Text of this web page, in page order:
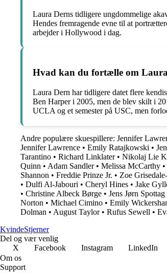
Laura Derns tidligere ungdommelige
Hendes fremragende evne til at
arbejder i Hollywood i dag.
Hvad kan du fortælle om
Laura Dern har tidligere datet flere
Ben Harper i 2005, men de blev skilt i
UCLA og et semester på USC, men
Andre populære skuespillere: Jennifer
Jennifer Lawrence • Emily Ratajkowski •
Tarantino • Richard Linklater• Nikolaj Lie
Quinn • Adam Sandler• Melissa McCarthy •
Shannon • Freddie Prinze Jr. • Zoe
• Dulfi Al-Jabouri • Cheryl Hines • Jake
• Christine Albeck Børge • Jens Jørn Spottag
Norton • Michael Cimino • Emily
Dolman • August Taylor• Rufus Sewell •
KvindeStjerner
Del og vær venlig
X
Facebook Instagram LinkedIn
Om os
Support